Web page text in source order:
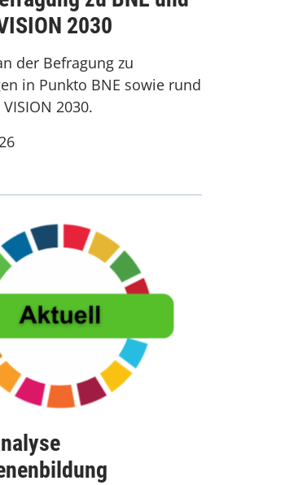
2030
der Befragung zu
in Punkto BNE sowie rund
2030.